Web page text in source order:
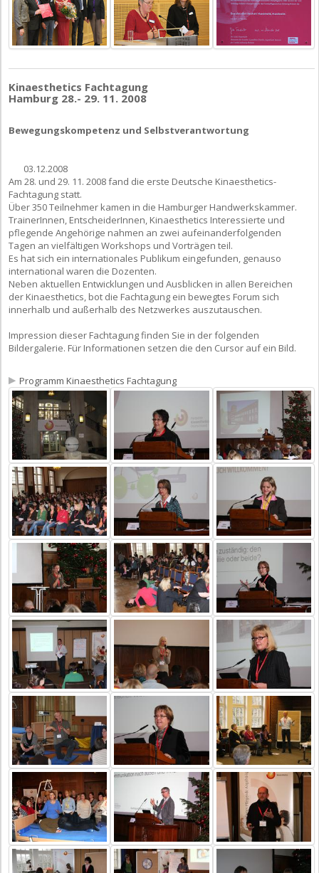
Kinaesthetics Fachtagung
Hamburg 28.- 29. 11. 2008
Bewegungskompetenz und Selbstverantwortung
03.12.2008
Am 28. und 29. 11. 2008 fand die erste Deutsche Kinaesthetics-
Fachtagung statt.
Über 350 Teilnehmer kamen in die Hamburger Handwerkskammer.
TrainerInnen, EntscheiderInnen, Kinaesthetics Interessierte und
pflegende Angehörige nahmen an zwei aufeinanderfolgenden
Tagen an vielfältigen Workshops und Vorträgen teil.
Es hat sich ein internationales Publikum eingefunden, genauso
international waren die Dozenten.
Neben aktuellen Entwicklungen und Ausblicken in allen Bereichen
der Kinaesthetics, bot die Fachtagung ein bewegtes Forum sich
innerhalb und außerhalb des Netzwerkes auszutauschen.
Impression dieser Fachtagung finden Sie in der folgenden
Bildergalerie. Für Informationen setzen die den Cursor auf ein Bild.
Programm Kinaesthetics Fachtagung